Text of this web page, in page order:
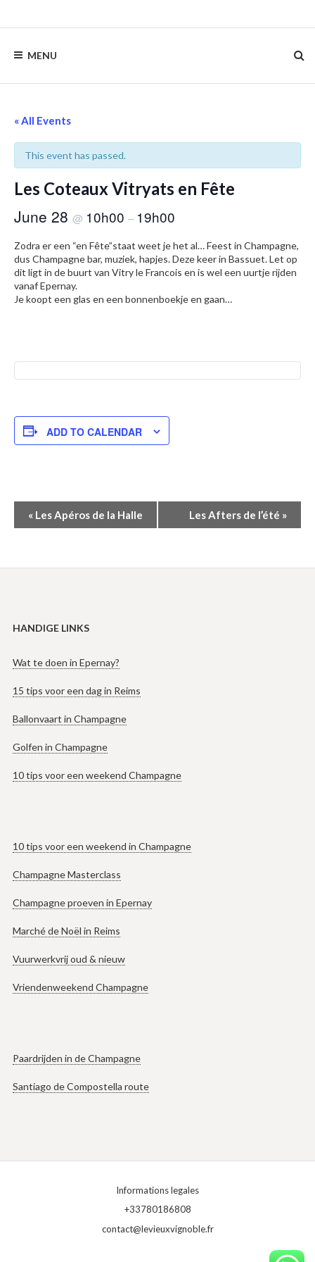
MENU
« All Events
This event has passed.
Les Coteaux Vitryats en Fête
June 28 @ 10h00 – 19h00
Zodra er een “en Fête”staat weet je het al… Feest in Champagne,
dus Champagne bar, muziek, hapjes. Deze keer in Bassuet. Let op
dit ligt in de buurt van Vitry le Francois en is wel een uurtje rijden
vanaf Epernay.
Je koopt een glas en een bonnenboekje en gaan…
ADD TO CALENDAR
Event
« Les Apéros de la Halle Les Afters de l’été »
HANDIGE LINKS
Wat te doen in Epernay?
15 tips voor een dag in Reims
Ballonvaart in Champagne
Golfen in Champagne
10 tips voor een weekend Champagne
10 tips voor een weekend in Champagne
Champagne Masterclass
Champagne proeven in Epernay
Marché de Noël in Reims
Vuurwerkvrij oud & nieuw
Vriendenweekend Champagne
Paardrijden in de Champagne
Santiago de Compostella route
Informations legales
+33780186808
contact@levieuxvignoble.fr